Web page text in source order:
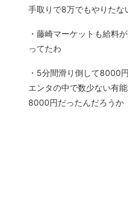
手取りで8万でもやりたな
・藤崎マーケットも給料
ってたわ
・5分間滑り倒して8000
エンタの中で数少ない有
8000円だったんだろうか